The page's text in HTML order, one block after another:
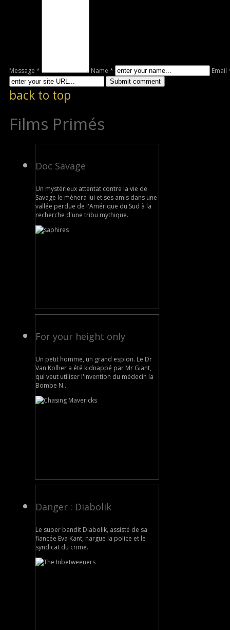
Message * Name * Email
back to top
Films Primés
Doc Savage
Un mystérieux attentat contre la vie de
Savage le mènera lui et ses amis dans une
vallée perdue de l'Amérique du Sud à la
recherche d'une tribu mythique.
For your height only
Un petit homme, un grand espion. Le Dr
Van Kolher a été kidnappé par Mr Giant,
qui veut utiliser l'invention du médecin la
Bombe N..
Danger : Diabolik
Le super bandit Diabolik, assisté de sa
fiancée Eva Kant, nargue la police et le
syndicat du crime.